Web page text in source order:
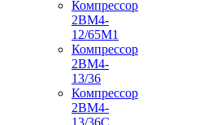
Компрессор
2ВМ4-
12/65М1
Компрессор
2ВМ4-
13/36
Компрессор
2ВМ4-